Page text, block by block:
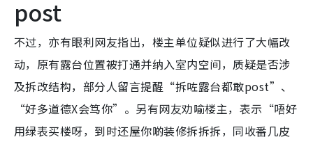
post
不过，亦有眼利网友指出，楼主单位疑似进行了大幅改
动，原有露台位置被打通并纳入室内空间，质疑是否涉
及拆改结构，部分人留言提醒“拆咗露台都敢post”、
“好多道德X会笃你”。另有网友劝喻楼主，表示“唔好
用绿表买楼呀，到时还屋你啲装修拆拆拆，同收番几皮